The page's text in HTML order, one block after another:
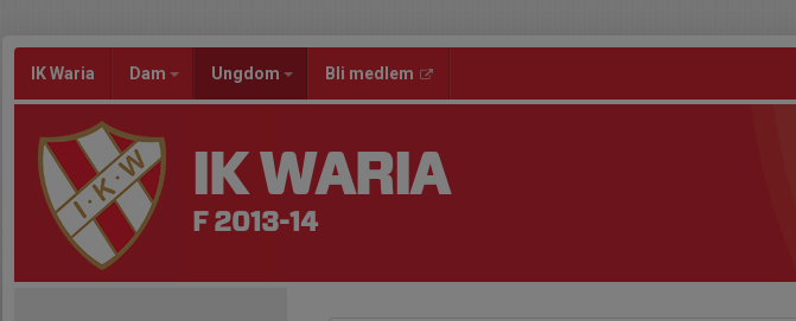
IK Waria Dam Ungdom Bli medlem
IK WARIA
F 2013-14